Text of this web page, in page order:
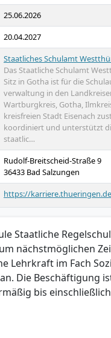
25.06.2026
20.04.2027
Staatliches Schulamt
Das Staatliche Schulamt
Sitz in Gotha ist für die
verwaltung in den
Wartburgkreis, Gotha,
kreisfreien Stadt Eisenach
koordiniert und unterstützt
staatlic…
Rudolf-Breitscheid-Straße 9
36433 Bad Salzungen
https://karriere.thueringen.de
Staatliche
nächstmöglichen
Lehrkraft im Fach
Die Beschäftigung
bis